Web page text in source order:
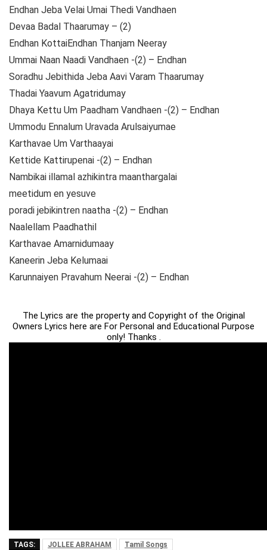
Endhan Jeba Velai Umai Thedi Vandhaen
Devaa Badal Thaarumay – (2)
Endhan KottaiEndhan Thanjam Neeray
Ummai Naan Naadi Vandhaen -(2) – Endhan
Soradhu Jebithida Jeba Aavi Varam Thaarumay
Thadai Yaavum Agatridumay
Dhaya Kettu Um Paadham Vandhaen -(2) – Endhan
Ummodu Ennalum Uravada Arulsaiyumae
Karthavae Um Varthaayai
Kettide Kattirupenai -(2) – Endhan
Nambikai illamal azhikintra maanthargalai
meetidum en yesuve
poradi jebikintren naatha -(2) – Endhan
Naalellam Paadhathil
Karthavae Amarnidumaay
Kaneerin Jeba Kelumaai
Karunnaiyen Pravahum Neerai -(2) – Endhan
The Lyrics are the property and Copyright of the Original
Owners Lyrics here are For Personal and Educational Purpose
only! Thanks .
TAGS: JOLLEE ABRAHAM Tamil Songs